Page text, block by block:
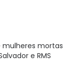
mulheres mortas
e RMS